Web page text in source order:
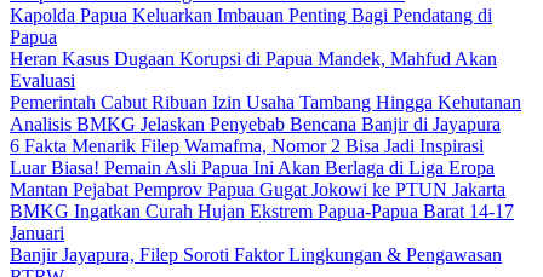
Kapolda Papua Keluarkan Imbauan Penting Bagi Pendatang di
Papua
Heran Kasus Dugaan Korupsi di Papua Mandek, Mahfud Akan
Evaluasi
Pemerintah Cabut Ribuan Izin Usaha Tambang Hingga Kehutanan
Analisis BMKG Jelaskan Penyebab Bencana Banjir di Jayapura
6 Fakta Menarik Filep Wamafma, Nomor 2 Bisa Jadi Inspirasi
Luar Biasa! Pemain Asli Papua Ini Akan Berlaga di Liga Eropa
Mantan Pejabat Pemprov Papua Gugat Jokowi ke PTUN Jakarta
BMKG Ingatkan Curah Hujan Ekstrem Papua-Papua Barat 14-17
Januari
Banjir Jayapura, Filep Soroti Faktor Lingkungan & Pengawasan